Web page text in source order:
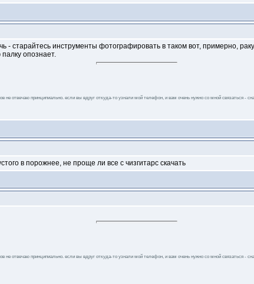
- старайтесь инструменты фотографировать в таком вот, примерно,
опознает.
не отвечаю принципиально. если вы вдруг откуда-то узнали мой телефон, и вам очень нужно со мной связаться -
в порожнее, не проще ли все с чизгитарс скачать
не отвечаю принципиально. если вы вдруг откуда-то узнали мой телефон, и вам очень нужно со мной связаться -